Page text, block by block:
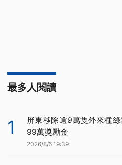
最多人閱讀
1
屏東移除逾9萬隻外來種
99萬獎勵金
2026/8/6 19:39